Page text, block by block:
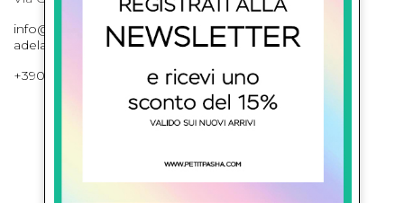
info@petitpasha.com, petitpasha@hotmail.it,
adelaide.petitpasha@hotmail.com
+39081643421 , +390812351280
ISCRIVITI ALLA NEWSLETTER